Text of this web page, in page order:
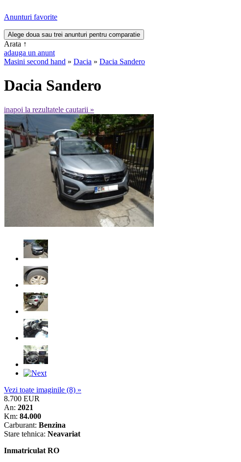
Anunturi favorite
Arata ↑
adauga un anunt
Masini second hand » Dacia » Dacia Sandero
Dacia Sandero
inapoi la rezultatele cautarii »
Vezi toate imaginile (8) »
8.700 EUR
An: 2021
Km: 84.000
Carburant: Benzina
Stare tehnica: Neavariat
Inmatriculat RO